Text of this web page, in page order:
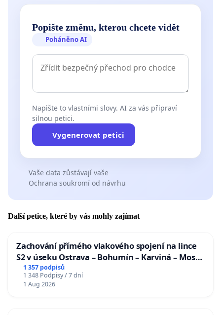
Popište změnu, kterou chcete vidět
Poháněno AI
Napište to vlastními slovy. AI za vás připraví
silnou petici.
Vygenerovat petici
Vaše data zůstávají vaše
Ochrana soukromí od návrhu
Další petice, které by vás mohly zajímat
Zachování přímého vlakového spojení na lince
S2 v úseku Ostrava – Bohumín – Karviná – Mosty
u Jablunkova
1 357 podpisů
1 348 Podpisy / 7 dní
1 Aug 2026